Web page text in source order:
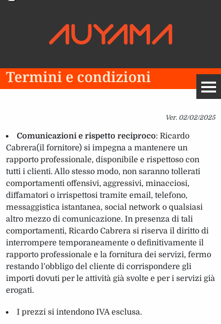
Termini e condizioni
Ver. 02/02/2025
Comunicazioni e rispetto reciproco: Ricardo
Cabrera(il fornitore) si impegna a mantenere un
rapporto professionale, disponibile e rispettoso con
tutti i clienti. Allo stesso modo, non saranno tollerati
comportamenti offensivi, aggressivi, minacciosi,
diffamatori o irrispettosi tramite email, telefono,
messaggistica istantanea, social network o qualsiasi
altro mezzo di comunicazione. In presenza di tali
comportamenti, Ricardo Cabrera si riserva il diritto di
interrompere temporaneamente o definitivamente il
rapporto professionale e la fornitura dei servizi, fermo
restando l’obbligo del cliente di corrispondere gli
importi dovuti per le attività già svolte e per i servizi già
erogati.
I prezzi si intendono IVA esclusa.